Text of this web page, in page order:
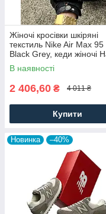
Жіночі кросівки шкіряні
текстиль Nike Air Max 95
Black Grey, кеди жіночі
чорні. Жіноче взуття
В наявності
2 406,60 ₴ 4 011 ₴
Купити
Новинка –40%